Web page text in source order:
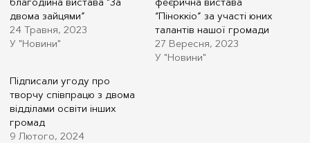
благодійна вистава “За
двома зайцями”
24 Травня, 2023
У "Новини"
феєрична вистава
“Піноккіо” за участі юних
талантів нашої громади
27 Вересня, 2023
У "Новини"
Підписали угоду про
творчу співпрацю з двома
відділами освіти інших
громад
9 Лютого, 2024